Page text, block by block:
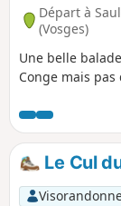
Départ à
(Vosges)
Une belle
Conge mais pas
Le Cul